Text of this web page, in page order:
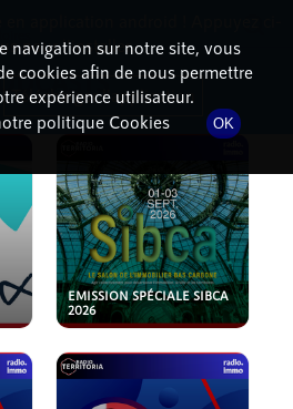
EMISSION SPÉCIALE SIBCA
2026
navigation sur notre site, vous
cookies afin de nous permettre
expérience utilisateur.
politique Cookies
OK
pour l'installer.
Télécharger l'application